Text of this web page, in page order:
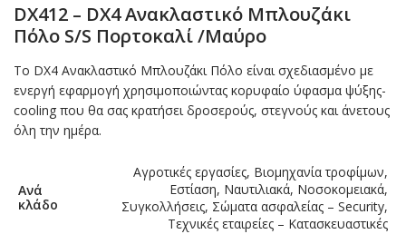
DX412 – DX4 Ανακλαστικό Μπλουζάκι
Πόλο S/S Πορτοκαλί /Μαύρο
Το DX4 Ανακλαστικό Μπλουζάκι Πόλο είναι σχεδιασμένο με
ενεργή εφαρμογή χρησιμοποιώντας κορυφαίο ύφασμα ψύξης-
cooling που θα σας κρατήσει δροσερούς, στεγνούς και άνετους
όλη την ημέρα.
Ανά
κλάδο
Αγροτικές εργασίες, Βιομηχανία τροφίμων,
Εστίαση, Ναυτιλιακά, Νοσοκομειακά,
Συγκολλήσεις, Σώματα ασφαλείας – Security,
Τεχνικές εταιρείες – Κατασκευαστικές